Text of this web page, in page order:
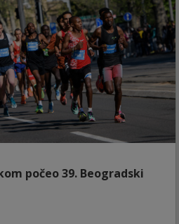
počeo 39. Beogradski